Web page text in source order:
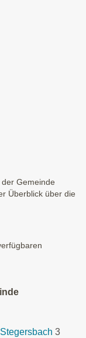
Gemeinde
Überblick über die
3